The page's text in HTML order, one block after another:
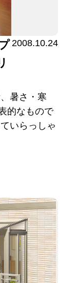
2008.10.24
暑さ・寒
的なもので
いらっしゃ